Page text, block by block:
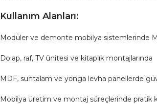
Kullanım Alanları:
Modüler ve demonte mobilya sistemlerinde
Dolap, raf, TV ünitesi ve kitaplık montajlarında
MDF, suntalam ve yonga levha panellerde
Mobilya üretim ve montaj süreçlerinde pratik